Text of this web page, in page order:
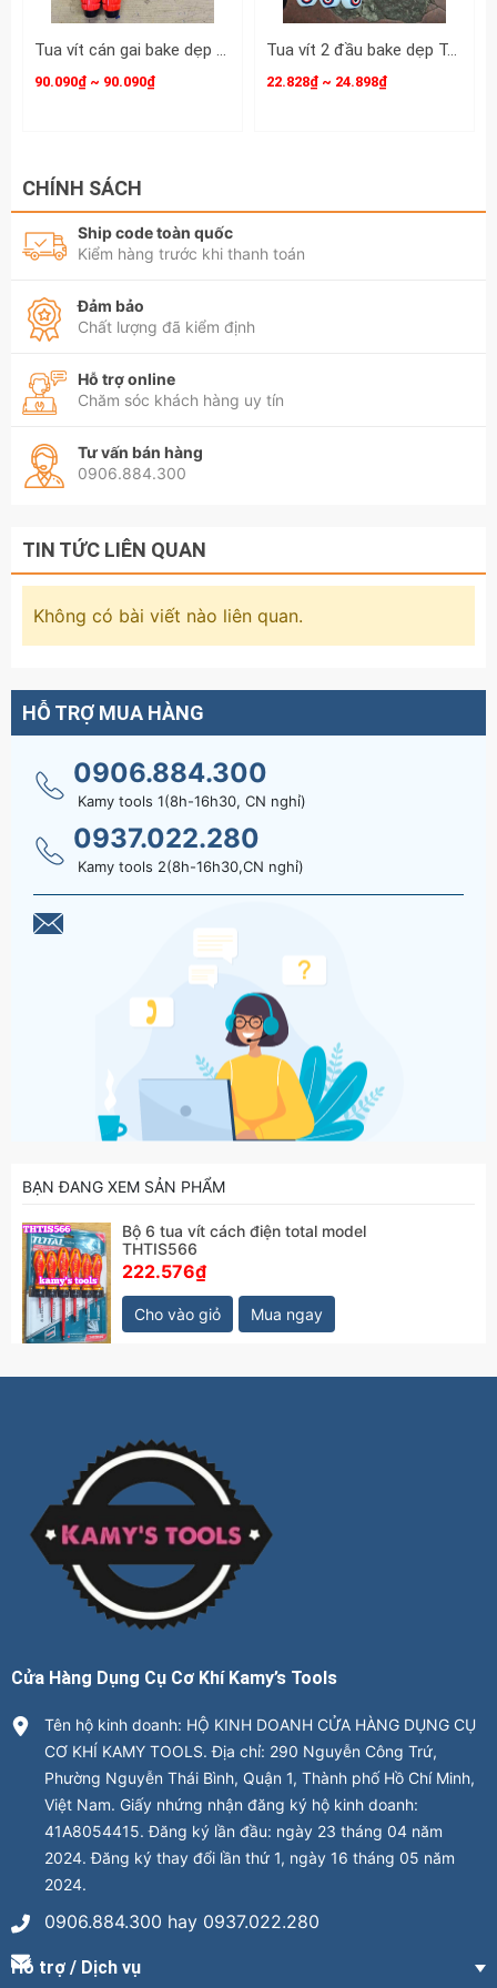
Tua vít cán gai bake dẹp 6mm PH2 dài 250mm 6x250mm PH2x250mm Goodman 91610PH 91610STM
90.090₫ ~ 90.090₫
Tua vít 2 đầu bake dẹp T-MAN 5mm dài 100mm 150mm 200mm 5x100mm 5x150mm 5x200mm TMAN-6612-5B100 TMAN-6612-5B150 TMAN-6612-5B200
22.828₫ ~ 24.898₫
CHÍNH SÁCH
Ship code toàn quốc
Kiểm hàng trước khi thanh toán
Đảm bảo
Chất lượng đã kiểm định
Hỗ trợ online
Chăm sóc khách hàng uy tín
Tư vấn bán hàng
0906.884.300
TIN TỨC LIÊN QUAN
Không có bài viết nào liên quan.
HỖ TRỢ MUA HÀNG
0906.884.300
Kamy tools 1(8h-16h30, CN nghỉ)
0937.022.280
Kamy tools 2(8h-16h30,CN nghỉ)
BẠN ĐANG XEM SẢN PHẨM
Bộ 6 tua vít cách điện total model
THTIS566
222.576₫
Cho vào giỏ Mua ngay
Cửa Hàng Dụng Cụ Cơ Khí Kamy’s Tools
Tên hộ kinh doanh: HỘ KINH DOANH CỬA HÀNG DỤNG CỤ
CƠ KHÍ KAMY TOOLS. Địa chỉ: 290 Nguyễn Công Trứ,
Phường Nguyễn Thái Bình, Quận 1, Thành phố Hồ Chí Minh,
Việt Nam. Giấy nhứng nhận đăng ký hộ kinh doanh:
41A8054415. Đăng ký lần đầu: ngày 23 tháng 04 năm
2024. Đăng ký thay đổi lần thứ 1, ngày 16 tháng 05 năm
2024.
0906.884.300 hay 0937.022.280
Hỗ trợ / Dịch vụ